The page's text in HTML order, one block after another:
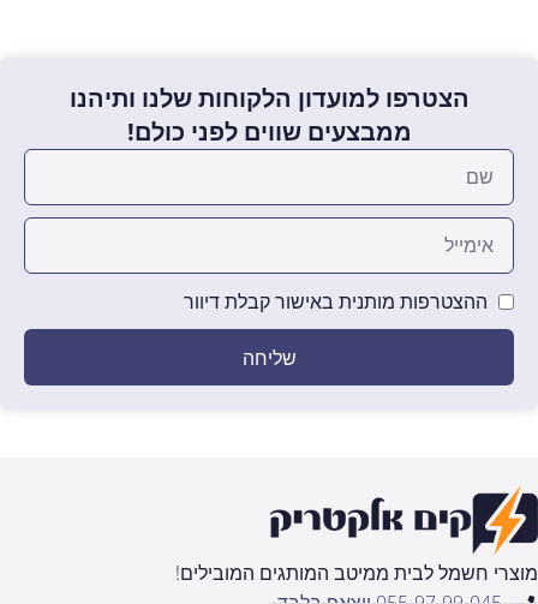
הצטרפו למועדון הלקוחות שלנו ותיהנו
ממבצעים שווים לפני כולם!
ההצטרפות מותנית באישור קבלת דיוור
שליחה
מוצרי חשמל לבית ממיטב המותגים המובילים!